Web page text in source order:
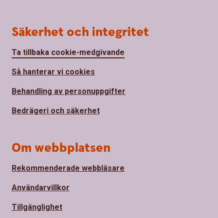
Säkerhet och integritet
Ta tillbaka cookie-medgivande
Så hanterar vi cookies
Behandling av personuppgifter
Bedrägeri och säkerhet
Om webbplatsen
Rekommenderade webbläsare
Användarvillkor
Tillgänglighet